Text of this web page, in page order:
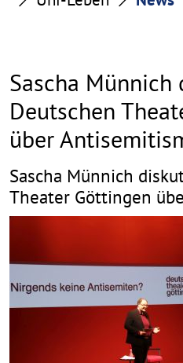
Sascha
Deutschen
über
Sascha Münnich
Theater Göttingen